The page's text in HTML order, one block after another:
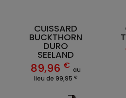
CUISSARD
BUCKTHORN
DURO
SEELAND
89,96 € au
lieu de 99,95 €